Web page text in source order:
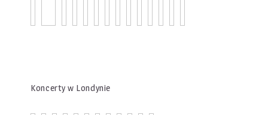
Koncerty w Londynie